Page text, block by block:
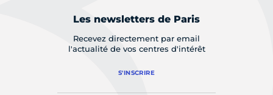
Les newsletters de Paris
Recevez directement par email
l'actualité de vos centres d'intérêt
S'INSCRIRE